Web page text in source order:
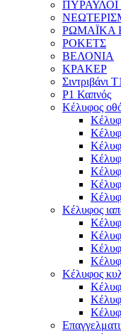
ΡΩΜΑΪΚΑ
ΡΟΚΕΤΣ
ΒΕΛΟΝΙΑ
ΚΡΑΚΕΡ
Σιντριβάνι
P1 Καπνός
Κέλυφος
Κέλυφος
Κέλυφος